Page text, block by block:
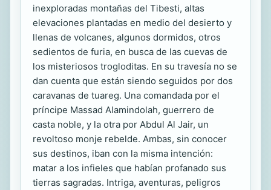
inexploradas montañas del Tibesti, altas
elevaciones plantadas en medio del desierto y
llenas de volcanes, algunos dormidos, otros
sedientos de furia, en busca de las cuevas de
los misteriosos trogloditas. En su travesía no se
dan cuenta que están siendo seguidos por dos
caravanas de tuareg. Una comandada por el
príncipe Massad Alamindolah, guerrero de
casta noble, y la otra por Abdul Al Jair, un
revoltoso monje rebelde. Ambas, sin conocer
sus destinos, iban con la misma intención:
matar a los infieles que habían profanado sus
tierras sagradas. Intriga, aventuras, peligros